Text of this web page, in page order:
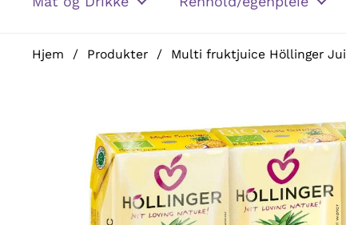
Hjem / Produkter / Multi fruktjuice Höllinger